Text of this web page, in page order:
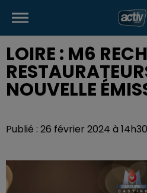
LOIRE : M6
NOUVELLE
Publié : 26 février 2024 à